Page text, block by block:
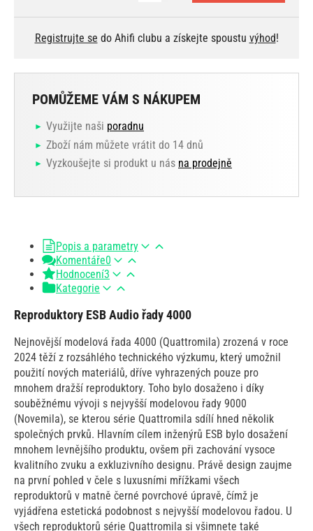
Registrujte se do Ahifi clubu a získejte spoustu výhod!
POMŮŽEME VÁM S NÁKUPEM
Využijte naši poradnu
Zboží nám můžete vrátit do 14 dnů
Vyzkoušejte si produkt u nás na prodejně
Popis a parametry
Komentáře0
Hodnocení3
Kategorie
Reproduktory ESB Audio řady 4000
Nejnovější modelová řada 4000 (Quattromila) zrozená v roce
2024 těží z rozsáhlého technického výzkumu, který umožnil
použití nových materiálů, dříve vyhrazených pouze pro
mnohem dražší reproduktory. Toho bylo dosaženo i díky
souběžnému vývoji s nejvyšší modelovou řady 9000
(Novemila), se kterou série Quattromila sdílí hned několik
společných prvků. Hlavním cílem inženýrů ESB bylo dosažení
mnohem levnějšího produktu, ovšem při zachování vysoce
kvalitního zvuku a exkluzivního designu. Právě design zaujme
na první pohled v čele s luxusními mřížkami všech
reproduktorů v matně černé povrchové úpravě, čímž je
vyjádřena estetická podobnost s nejvyšší modelovou řadou. U
všech reproduktorů série Quattromila si všimnete také